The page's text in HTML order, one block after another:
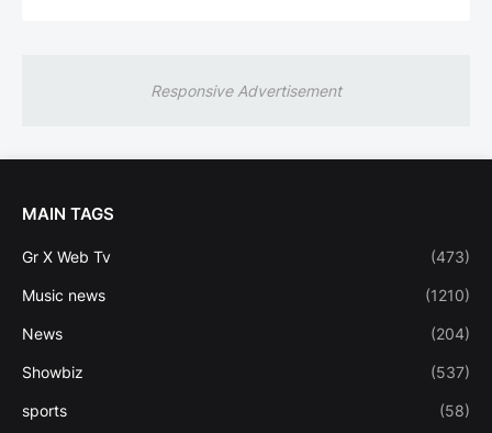
Responsive Advertisement
MAIN TAGS
Gr X Web Tv (473)
Music news (1210)
News (204)
Showbiz (537)
sports (58)